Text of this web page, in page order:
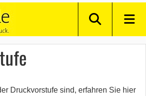
Druckvorstufe sind, erfahren Sie hier